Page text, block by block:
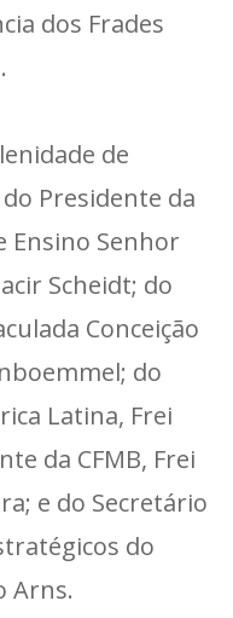
dos Frades
de
Presidente da
Ensino Senhor
Scheidt; do
Conceição
do
Latina, Frei
da CFMB, Frei
e do Secretário
do
Arns.